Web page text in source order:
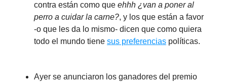
contra están como que ehhh ¿van a poner al
perro a cuidar la carne?, y los que están a favor
-o que les da lo mismo- dicen que como quiera
todo el mundo tiene sus preferencias políticas.
Ayer se anunciaron los ganadores del premio